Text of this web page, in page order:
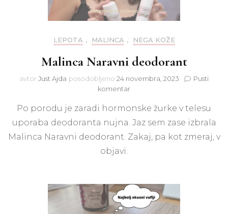
LEPOTA , MALINCA , NEGA KOŽE
Malinca Naravni deodorant
avtor Just Ajda posodobljeno 24 novembra, 2023
Pusti
komentarna
Naravni
deodorant
Po porodu je zaradi hormonske žurke v telesu
uporaba deodoranta nujna. Jaz sem zase izbrala
Malinca Naravni deodorant. Zakaj, pa kot zmeraj, v
objavi.